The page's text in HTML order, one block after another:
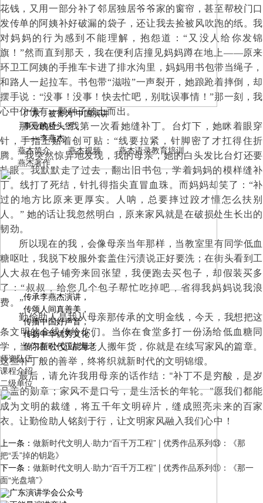
广东，被誉为“中国演讲
事业的桥头堡”。
——李燕杰
燕杰简介
燕杰视频
燕杰语录
燕杰著作
教育培训
传承李燕杰演讲，
传颂人间真善美，
传播中国好声音，
传扬中华优秀文化，
传习新时代正能量！
师资队伍
课程介绍
二级单位
花钱，又用一部分补了邻居独居爷爷家的窗帘，甚至帮校门口
发传单的阿姨补好破漏的袋子，还让我去捡被风吹跑的纸。我
对妈妈的行为感到不能理解，抱怨道： “又没人给你发锦
旗！”然而直到那天，我在便利店撞见妈妈蹲在地上——原来
环卫工阿姨的手推车卡进了排水沟里，妈妈用书包带当绳子，
和路人一起拉车。书包带“滋啦”一声裂开，她踉跄着摔倒，却
摆手说：“没事！没事！快去忙吧，别耽误事情！”那一刻，我
心中仿佛有一颗种子破土而出。
那天晚上，我第一次看她缝补丁。台灯下，她眯着眼穿
针，手指上贴着创可贴： “线要拉紧，针脚密了才扛得住折
腾。”我突然惊异地发现，我的母亲，她的白头发比台灯还要
扎眼。我默默走了过去，翻出旧书包，学着妈妈的模样缝补
丁。线打了死结，针扎得指尖直冒血珠。而妈妈却笑了： “补
过的地方比原来更厚实。人呐， 总要摔过跤才懂怎么扶别
人。 ” 她的话让我忽然明白，原来家风就是在破损处生长出的
韧劲。
所以现在的我，会像母亲当年那样，当教室里有同学低血
糖呕吐，我脱下校服外套盖住污渍说正好要洗；在街头看到工
人大叔在包子铺旁来回张望，我便跑去买包子，却假装买多
了：“叔叔，给您几个包子帮忙吃掉吧，省得我妈妈说我浪
费。”
勤俭助人是我从母亲那传承的文明金线，今天，我想把这
条文明的金线传给你们。当你在食堂多打一份汤给低血糖同
学，当你在公交站为老人搬年货，你就是在续写家风的篇章。
这些补丁般的善举，终将织就新时代的文明锦缎。
最后，请允许我用母亲的话作结： "补丁不是穷酸，是岁
月盖的勋章；家风不是口号，是生活长的年轮。"愿我们都能
成为文明的裁缝，将五千年文明碎片，缝成照亮未来的百家
衣。让勤俭助人铭刻于行，让文明家 风融入我们心中！
上一条： 做新时代文明人·助力“百千万工程” | 优秀作品系列⑬：《那
把“丢”掉的钥匙》
下一条： 做新时代文明人·助力“百千万工程” | 优秀作品系列⑪：《那一
面“光盘墙”》
广东演讲学会公众号